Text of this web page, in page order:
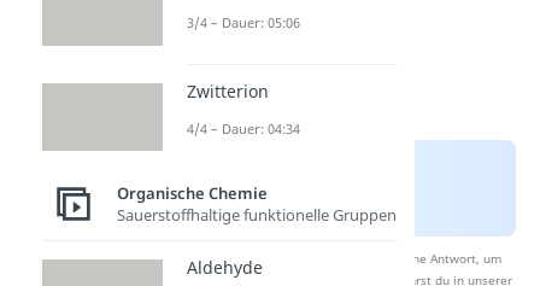
Nach Beantwortung speichern wir deine Antwort, um
Studyflix zu verbessern. Mehr dazu erfährst du in unserer
3/4 – Dauer: 05:06
Zwitterion
4/4 – Dauer: 04:34
Organische Chemie
Sauerstoffhaltige funktionelle Gruppen
Aldehyde